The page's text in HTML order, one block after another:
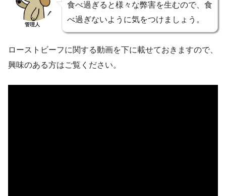
管理人
食べ過ぎると様々な弊害を生むので、食
べ過ぎないように気をつけましょう。
ローストビーフに関する動画を下に載せておきますので、
興味のある方はご覧ください。